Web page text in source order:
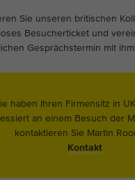
Sie unseren britischen
Besucherticket und
Gesprächstermin mit ihm!
haben Ihren Firmensitz in
an einem Besuch der
kontaktieren Sie Martin
Kontakt